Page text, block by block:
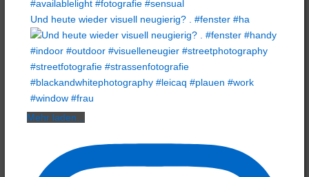
Und heute wieder visuell neugierig? . #fenster #ha
Mehr laden...